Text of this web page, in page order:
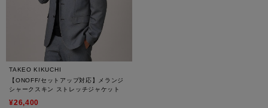
TAKEO KIKUCHI
【ONOFF/セットアップ対応】メランジ
シャークスキン ストレッチジャケット
¥26,400